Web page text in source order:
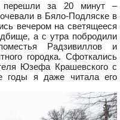
перешли за 20 минут –
в Бяло-Подляске в
вечером на светящееся
а с утра побродили
Радзивиллов и
городка. Сфоткались
Юзефа Крашевского с
годы я даже читала его